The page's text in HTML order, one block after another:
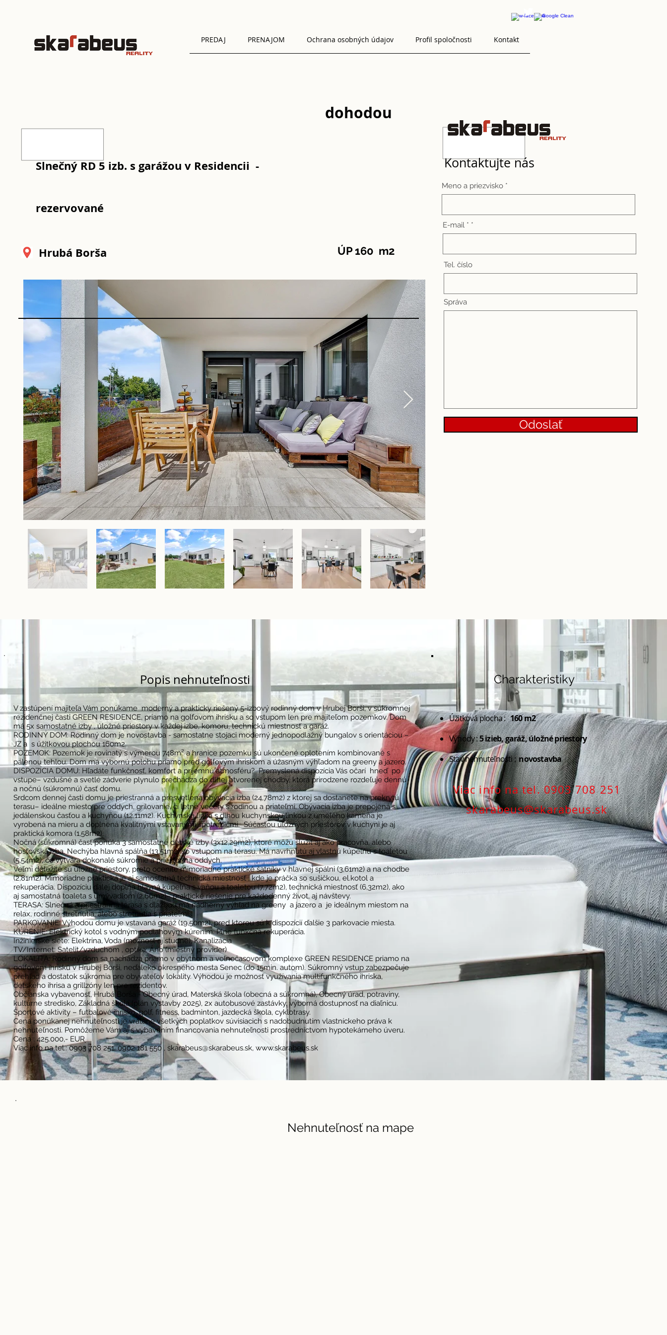
PREDAJ PRENAJOM Ochrana osobných údajov Profil spoločnosti Kontakt
dohodou
Slnečný RD 5 izb. s garážou v Residencii -
rezervované
ÚP 160 m2
Hrubá Borša
Kontaktujte nás
Meno a priezvisko *
E-mail *
Tel. číslo
Správa
Odoslať
Popis nehnuteľnosti
V zastúpení majiteľa Vám ponúkame moderný a prakticky riešený 5-izbový rodinný dom v Hrubej Borši, v súkromnej
rezidenčnej časti GREEN RESIDENCE, priamo na golfovom ihrisku a so vstupom len pre majiteľom pozemkov. Dom
má 5x samostatné izby , úložné priestory v každej izbe, komoru, technickú miestnosť a garáž.
RODINNÝ DOM: Rodinný dom je novostavba - samostatne stojaci moderný jednopodlažný bungalov s orientáciou –
JZ a s úžitkovou plochou 160m2.
POZEMOK: Pozemok je rovinatý s výmerou 748m² a hranice pozemku sú ukončené oplotením kombinované s
pálenou tehlou. Dom má výbornú polohu priamo pred golfovým ihriskom a úžasným výhľadom na greeny a jazero.
DISPOZÍCIA DOMU: Hľadáte funkčnosť, komfort a príjemnú atmosféru? Premyslená dispozícia Vás očarí hneď po
vstupe– vzdušné a svetlé zádverie plynulo prechádza do dlhej otvorenej chodby, ktorá prirodzene rozdeľuje dennú
a nočnú (súkromnú) časť domu.
Srdcom dennej časti domu je priestranná a presvetlená obývacia izba (24,78m2) z ktorej sa dostanete na prekrytú
terasu– ideálne miesto pre oddych, grilovanie, či letné večery s rodinou a priateľmi. Obývacia izba je prepojená s
jedálenskou časťou a kuchyňou (12,11m2). Kuchynská linka s dlhou kuchynskou linkou z umelého kameňa je
vyrobená na mieru a doplnená kvalitnými vstavanými spotrebičmi. Súčasťou úložných priestorov v kuchyni je aj
praktická komora (1,58m2).
Nočná (súkromná) časť ponúka 3 samostatné detské izby (3x12,29m2), ktoré môžu slúžiť aj ako pracovňa, alebo
hosťovská izba. Nechýba hlavná spálňa (13,51m2) so vstupom na terasu. Má navrhnutú aj vlastnú kúpeľňu s toaletou
(5,54m2), čo vytvára dokonalé súkromie a priestor na oddych.
Veľmi dôležité sú úložné priestory, preto oceníte mimoriadne praktické šatníky v hlavnej spálni (3,61m2) a na chodbe
(2,81m2). Mimoriadne praktická je aj samostatná technická miestnosť , kde je práčka so sušičkou, el.kotol a
rekuperácia. Dispozíciu ďalej dopĺňa hlavná kúpeľňa s vaňou a toaletou (7,72m2), technická miestnosť (6,32m2), ako
aj samostatná toaleta s umývadlom (2,66m2)– praktické riešenie pre každodenný život, aj návštevy.
TERASA: Slnečná a priestranná terasa s dlažbou má nádherný výhľad na greeny a jazero a je ideálnym miestom na
relax, rodinné stretnutia, alebo stretnutia s priateľmi.
PARKOVANIE: Výhodou domu je vstavaná garáž (19,50m2), pred ktorou sú k dispozícií ďalšie 3 parkovacie miesta.
KÚRENIE: Elektrický kotol s vodným podlahovým kúrením. Plne funkčná rekuperácia.
Inžinierske siete: Elektrina, Voda (možnosť aj studne), Kanalizácia
TV/Internet: Satelit/vzduchom , optika: Áno (miestny provider)
LOKALITA: Rodinný dom sa nachádza priamo v obytnom a voľnočasovom komplexe GREEN RESIDENCE priamo na
golfovom ihrisku v Hrubej Borši, neďaleko okresného mesta Senec (do 15min. autom). Súkromný vstup zabezpečuje
prehľad a dostatok súkromia pre obyvateľov lokality. Výhodou je možnosť využívania multifunkčného ihriska,
detského ihrisa a grillzóny len pre rezidentov.
Občianska vybavenosť, Hrubá Borša - Obecný úrad, Materská škola (obecná a súkromná), Obecný úrad, potraviny,
kultúrne stredisko, Základná škola (plán výstavby 2025), 2x autobusové zastávky, výborná dostupnosť na diaľnicu.
Športové aktivity – futbalové ihrisko, golf, fitness, badminton, jazdecká škola, cyklotrasy.
Cena ponúkanej nehnuteľnosti je vrátane všetkých poplatkov súvisiacich s nadobudnutím vlastníckeho práva k
nehnuteľnosti. Pomôžeme Vám aj s vybavením financovania nehnuteľnosti prostredníctvom hypotekárneho úveru.
Cena : 425.000,- EUR
Viac info na tel.: 0903 708 251, 0902 181 550 , skarabeus@skarabeus.sk, www.skarabeus.sk
Charakteristiky
Úžitková plocha :160 m2
Výhody :5 izieb, garáž, úložné priestory
Stav nehnuteľnosti :novostavba
Viac info na tel. 0903 708 251
skarabeus@skarabeus.sk
Nehnuteľnosť na mape